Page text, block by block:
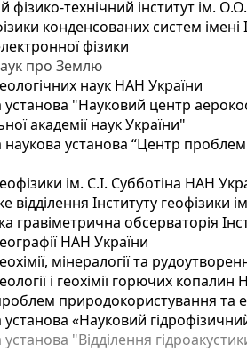
фізико-технічний інститут ім.
конденсованих систем
фізики
про Землю
наук НАН України
"Науковий центр
академії наук України"
установа “Центр проблем
ім. С.І. Субботіна НАН
відділення Інституту геофізики
гравіметрична обсерваторія
НАН України
мінералогії та
і геохімії горючих
природокористування та
«Науковий
"Відділення